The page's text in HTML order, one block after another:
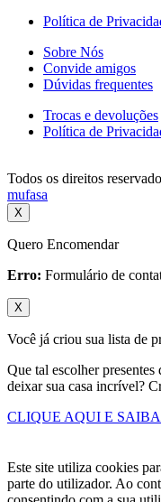
Política de
Sobre Nós
Convide amigos
Dúvidas frequentes
Trocas e devoluções
Política de
Todos os direitos
mufasa
X
Quero Encomendar
Erro: Formulário de
X
Você já criou sua lista de
Que tal escolher presentes
deixar sua casa incrível?
CLIQUE AQUI E
Este site utiliza cookies
parte do utilizador. Ao